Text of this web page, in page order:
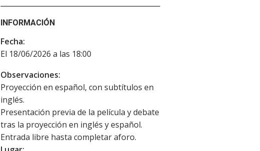
INFORMACIÓN
Fecha:
El 18/06/2026 a las 18:00
Observaciones:
Proyección en español, con subtítulos en
inglés.
Presentación previa de la película y debate
tras la proyección en inglés y español.
Entrada libre hasta completar aforo.